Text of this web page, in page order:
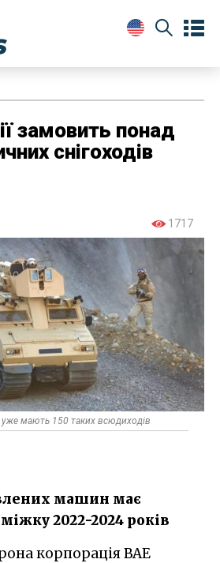
замовить понад
снігоходів
1717
уже мають 150 таких всюдиходів
машин має
2022-2024 років